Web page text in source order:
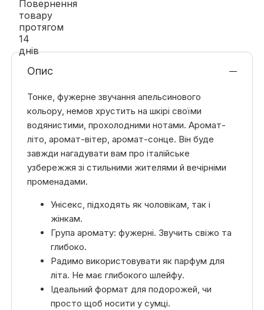
Опис
Тонке, фужерне звучання апельсинового
кольору, немов хрустить на шкірі своїми
водянистими, прохолодними нотами. Аромат-
літо, аромат-вітер, аромат-сонце. Він буде
завжди нагадувати вам про італійське
узбережжя зі стильними жителями й вечірніми
променадами.
Унісекс, підходять як чоловікам, так і
жінкам.
Група аромату: фужерні. Звучить свіжо та
глибоко.
Радимо використовувати як парфум для
літа. Не має глибокого шлейфу.
Ідеальний формат для подорожей, чи
просто щоб носити у сумці.